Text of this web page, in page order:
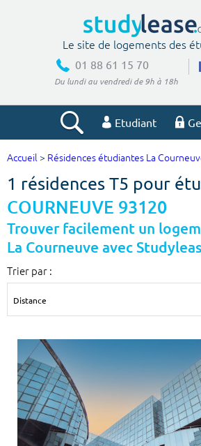
Le site de logements des
01 88 61 15 70
Du lundi au vendredi de 9h à 18h
Etudiant
Votre
Ville, école
Budget
Type de location
Accueil > Résidences étudiantes La
1 résidences T5 pour
COURNEUVE 93120
Trouver facilement un
La Courneuve avec
Trier par :